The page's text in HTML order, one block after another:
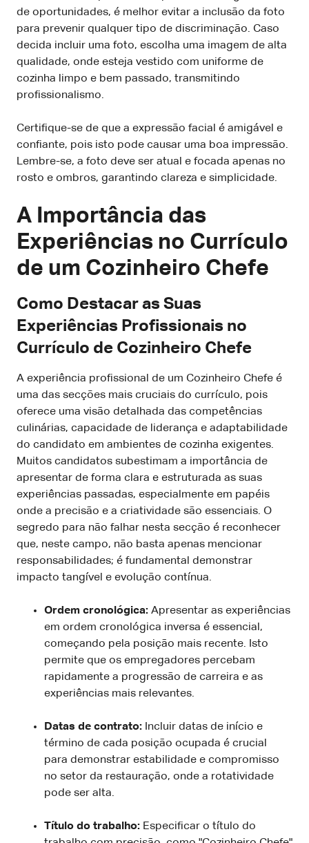
de oportunidades, é melhor evitar a inclusão da foto
para prevenir qualquer tipo de discriminação. Caso
decida incluir uma foto, escolha uma imagem de alta
qualidade, onde esteja vestido com uniforme de
cozinha limpo e bem passado, transmitindo
profissionalismo.
Certifique-se de que a expressão facial é amigável e
confiante, pois isto pode causar uma boa impressão.
Lembre-se, a foto deve ser atual e focada apenas no
rosto e ombros, garantindo clareza e simplicidade.
A Importância das
Experiências no Currículo
de um Cozinheiro Chefe
Como Destacar as Suas
Experiências Profissionais no
Currículo de Cozinheiro Chefe
A experiência profissional de um Cozinheiro Chefe é
uma das secções mais cruciais do currículo, pois
oferece uma visão detalhada das competências
culinárias, capacidade de liderança e adaptabilidade
do candidato em ambientes de cozinha exigentes.
Muitos candidatos subestimam a importância de
apresentar de forma clara e estruturada as suas
experiências passadas, especialmente em papéis
onde a precisão e a criatividade são essenciais. O
segredo para não falhar nesta secção é reconhecer
que, neste campo, não basta apenas mencionar
responsabilidades; é fundamental demonstrar
impacto tangível e evolução contínua.
Ordem cronológica: Apresentar as experiências
em ordem cronológica inversa é essencial,
começando pela posição mais recente. Isto
permite que os empregadores percebam
rapidamente a progressão de carreira e as
experiências mais relevantes.
Datas de contrato: Incluir datas de início e
término de cada posição ocupada é crucial
para demonstrar estabilidade e compromisso
no setor da restauração, onde a rotatividade
pode ser alta.
Título do trabalho: Especificar o título do